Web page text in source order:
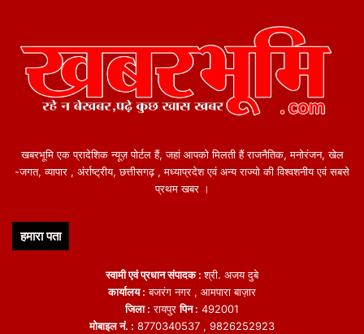
खबरभूमि एक प्रादेशिक न्यूज़ पोर्टल हैं, जहां आपको मिलती हैं राजनैतिक, मनोरंजन, खेल
-जगत, व्यापार , अंर्राष्ट्रीय, छत्तीसगढ़ , मध्याप्रदेश एवं अन्य राज्यो की विश्वशनीय एवं सबसे
प्रथम खबर ।
हमारा पता
स्वामी एवं प्रधान संपादक :श्री. अजय दुबे
कार्यालय : बजरंग नगर , आमपारा बाज़ार
जिला : रायपुरपिन : 492001
मोबाइल नं. : 8770340537 , 9826252923